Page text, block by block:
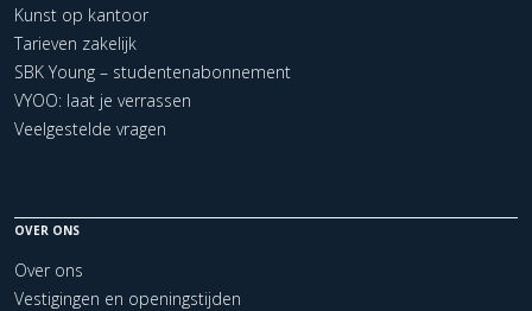
Kunst op kantoor
Tarieven zakelijk
SBK Young – studentenabonnement
VYOO: laat je verrassen
Veelgestelde vragen
OVER ONS
Over ons
Vestigingen en openingstijden